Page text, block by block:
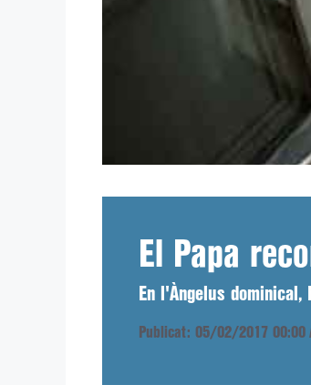
El Papa
En l'Àngelus
Publicat: 05/02/2017 00:00